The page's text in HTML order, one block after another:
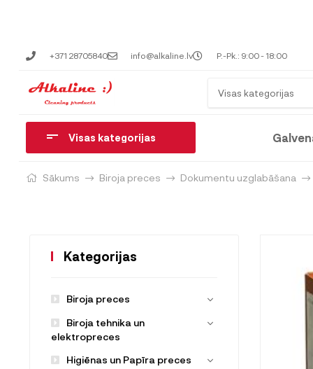
+371 28705840 info@alkaline.lv P.-Pk.: 9:00 - 18:00
Visas kategorijas
Visas kategorijas
Sākums Biroja preces Dokumentu uzglabāšana
Kategorijas
Biroja preces
Biroja tehnika un
elektropreces
Higiēnas un Papīra preces